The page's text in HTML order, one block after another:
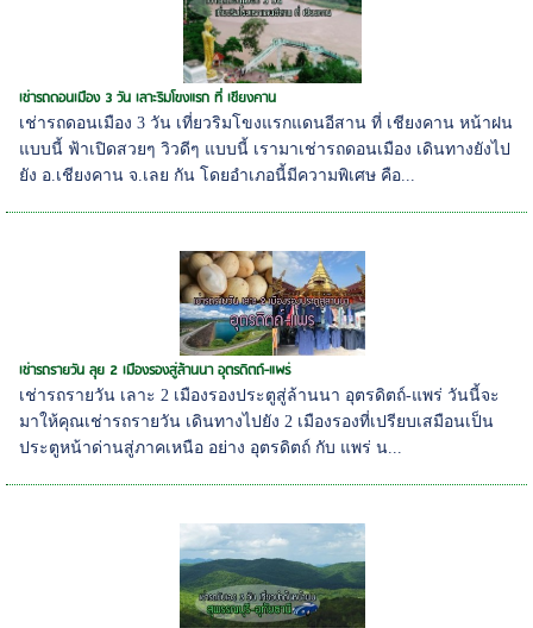
เช่ารถดอนเมือง 3 วัน เลาะริมโขงแรก ที่ เชียงคาน
เช่ารถดอนเมือง 3 วัน เที่ยวริมโขงแรกแดนอีสาน ที่ เชียงคาน หน้าฝน
แบบนี้ ฟ้าเปิดสวยๆ วิวดีๆ แบบนี้ เรามาเช่ารถดอนเมือง เดินทางยังไป
ยัง อ.เชียงคาน จ.เลย กัน โดยอำเภอนี้มีความพิเศษ คือ...
เช่ารถรายวัน ลุย 2 เมืองรองสู่ล้านนา อุตรดิตถ์-แพร่
เช่ารถรายวัน เลาะ 2 เมืองรองประตูสู่ล้านนา อุตรดิตถ์-แพร่ วันนี้จะ
มาให้คุณเช่ารถรายวัน เดินทางไปยัง 2 เมืองรองที่เปรียบเสมือนเป็น
ประตูหน้าด่านสู่ภาคเหนือ อย่าง อุตรดิตถ์ กับ แพร่ น...